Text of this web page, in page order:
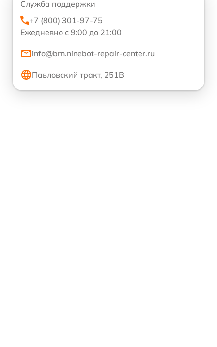
Служба поддержки
+7 (800) 301-97-75
Ежедневно с 9:00 до 21:00
info@brn.ninebot-repair-center.ru
Павловский тракт, 251В